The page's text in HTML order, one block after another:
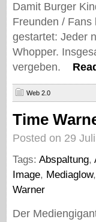
Damit Burger
Freunden / Fans
gestartet: Jeder
Whopper.
vergeben.
Web 2.0
Time
Posted on 29
Tags: Abspaltung,
Image, Mediaglow,
Warner
Der